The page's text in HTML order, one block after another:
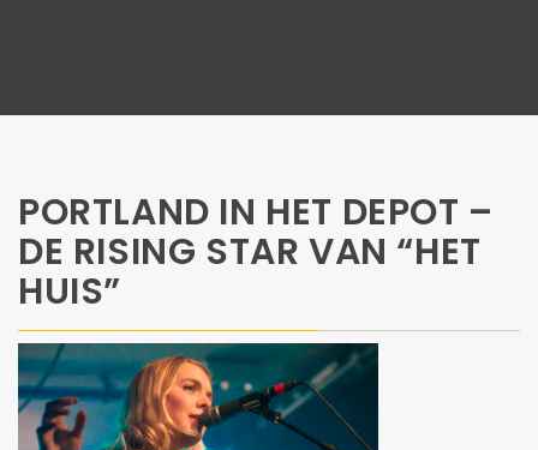
PORTLAND IN HET DEPOT –
DE RISING STAR VAN “HET
HUIS”